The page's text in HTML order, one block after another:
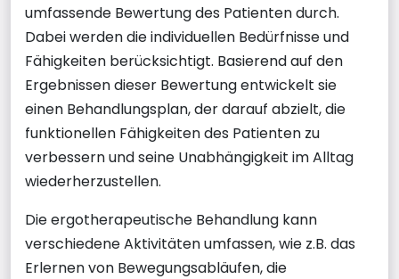
umfassende Bewertung des Patienten durch.
Dabei werden die individuellen Bedürfnisse und
Fähigkeiten berücksichtigt. Basierend auf den
Ergebnissen dieser Bewertung entwickelt sie
einen Behandlungsplan, der darauf abzielt, die
funktionellen Fähigkeiten des Patienten zu
verbessern und seine Unabhängigkeit im Alltag
wiederherzustellen.
Die ergotherapeutische Behandlung kann
verschiedene Aktivitäten umfassen, wie z.B. das
Erlernen von Bewegungsabläufen, die